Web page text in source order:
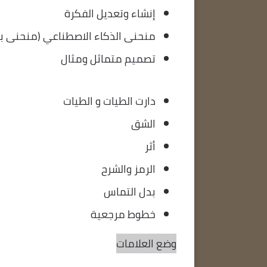
إنشاء وتعديل الفكرة
منحنى الذكاء الاصطناعي (منحنى
تصميم متماثل ومثال
دارت الطيات و الطيات
الشق
أثر
الرمز والشرح
بدل التماس
خطوط مرجعية
وضع العلامات